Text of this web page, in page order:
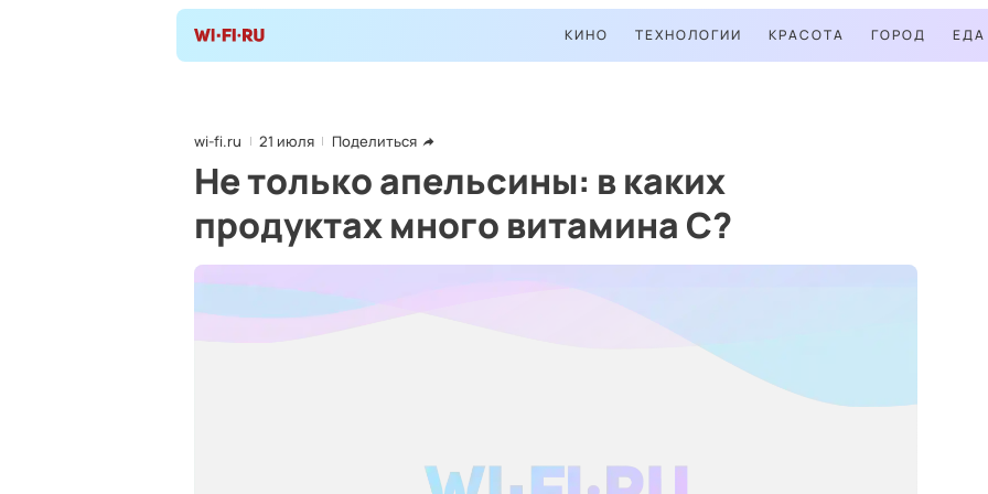
КИНО ТЕХНОЛОГИИ КРАСОТА ГОРОД ЕДА
wi-fi.ru 21 июля Поделиться
Не только апельсины: в каких
продуктах много витамина C?